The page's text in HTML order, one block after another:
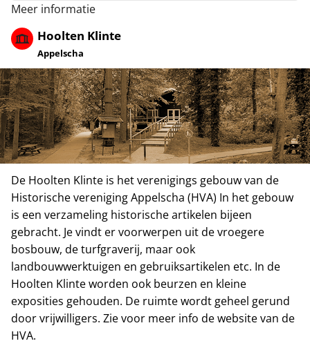
Meer informatie
Hoolten Klinte
Appelscha
De Hoolten Klinte is het verenigings gebouw van de
Historische vereniging Appelscha (HVA) In het gebouw
is een verzameling historische artikelen bijeen
gebracht. Je vindt er voorwerpen uit de vroegere
bosbouw, de turfgraverij, maar ook
landbouwwerktuigen en gebruiksartikelen etc. In de
Hoolten Klinte worden ook beurzen en kleine
exposities gehouden. De ruimte wordt geheel gerund
door vrijwilligers. Zie voor meer info de website van de
HVA.